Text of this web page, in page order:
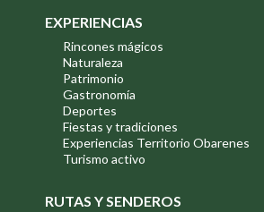
EXPERIENCIAS
Rincones mágicos
Naturaleza
Patrimonio
Gastronomía
Deportes
Fiestas y tradiciones
Experiencias Territorio Obarenes
Turismo activo
RUTAS Y SENDEROS